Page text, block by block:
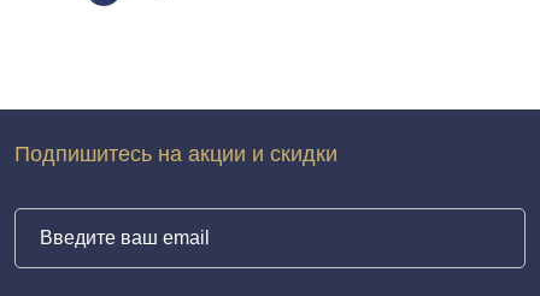
Подпишитесь на акции и скидки